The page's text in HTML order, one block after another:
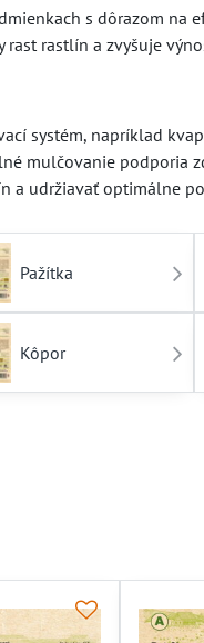
s dôrazom na
rastlín a zvyšuje
systém, napríklad
mulčovanie podporia
a udržiavať optimálne
Pažítka
Kôpor